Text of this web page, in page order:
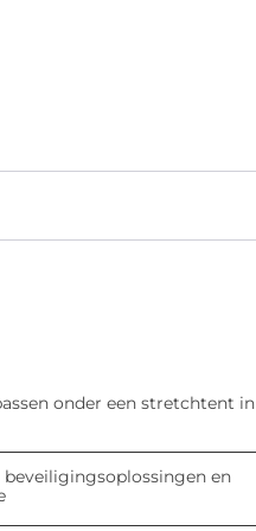
onder een stretchtent in
en